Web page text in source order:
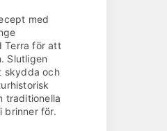
med
Terra för att
Slutligen
skydda och
traditionella
brinner för.